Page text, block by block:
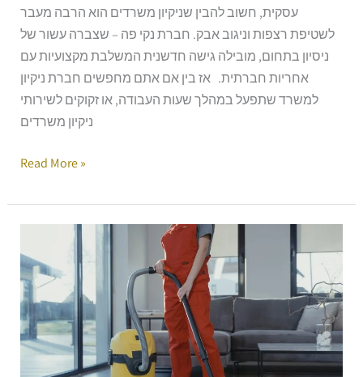
עסקית, חשוב להבין שניקיון משרדים הוא הרבה מעבר
לשטיפת רצפות וניגוב אבק. חברת נקי פה – שצברה עשור של
ניסיון בתחום, מובילה גישה חדשנית המשלבת מקצועיות עם
אחריות חברתית. אז בין אם אתם מחפשים חברת ניקיון
למשרד שתפעל במהלך שעות העבודה, או זקוקים לשירותי
ניקיון משרדים
Read More »
משרדים
בגבעתיים
–
כשמקצועיות
ואנושיות